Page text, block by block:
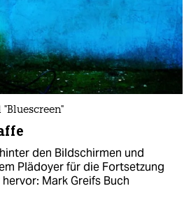
den Bildschirmen und
Plädoyer für die Fortsetzung
Mark Greifs Buch